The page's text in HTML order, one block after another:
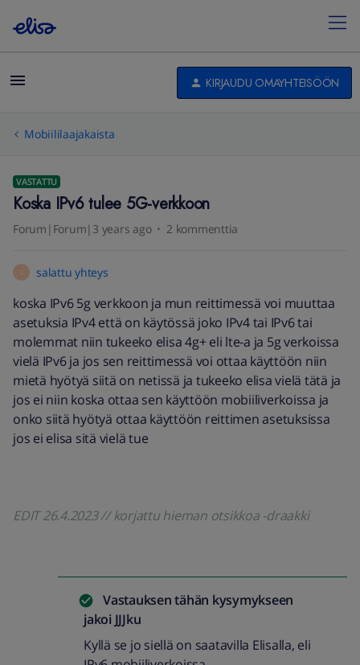
KIRJAUDU OMAYHTEISÖÖN
Mobiililaajakaista
VASTATTU
Koska IPv6 tulee 5G-verkkoon
Forum|Forum|3 years ago 2 kommenttia
S salattu yhteys
koska IPv6 5g verkkoon ja mun reittimessä voi muuttaa
asetuksia IPv4 että on käytössä joko IPv4 tai IPv6 tai
molemmat niin tukeeko elisa 4g+ eli lte-a ja 5g verkoissa
vielä IPv6 ja jos sen reittimessä voi ottaa käyttöön niin
mietä hyötyä siitä on netissä ja tukeeko elisa vielä tätä ja
jos ei niin koska ottaa sen käyttöön mobiiliverkoissa ja
onko siitä hyötyä ottaa käyttöön reittimen asetuksissa
jos ei elisa sitä vielä tue
EDIT 26.4.2023 // korjattu hieman otsikkoa -draakki
Vastauksen tähän kysymykseen
jakoi JJJku
Kyllä se jo siellä on saatavilla Elisalla, eli